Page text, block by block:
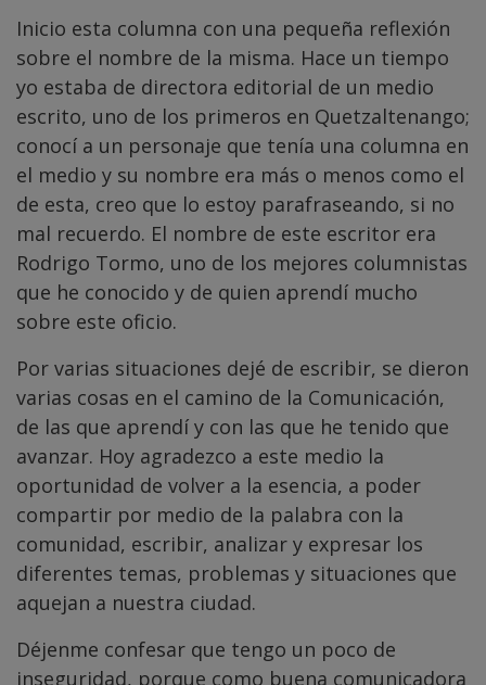
Inicio esta columna con una pequeña reflexión
sobre el nombre de la misma. Hace un tiempo
yo estaba de directora editorial de un medio
escrito, uno de los primeros en Quetzaltenango;
conocí a un personaje que tenía una columna en
el medio y su nombre era más o menos como el
de esta, creo que lo estoy parafraseando, si no
mal recuerdo. El nombre de este escritor era
Rodrigo Tormo, uno de los mejores columnistas
que he conocido y de quien aprendí mucho
sobre este oficio.
Por varias situaciones dejé de escribir, se dieron
varias cosas en el camino de la Comunicación,
de las que aprendí y con las que he tenido que
avanzar. Hoy agradezco a este medio la
oportunidad de volver a la esencia, a poder
compartir por medio de la palabra con la
comunidad, escribir, analizar y expresar los
diferentes temas, problemas y situaciones que
aquejan a nuestra ciudad.
Déjenme confesar que tengo un poco de
inseguridad, porque como buena comunicadora